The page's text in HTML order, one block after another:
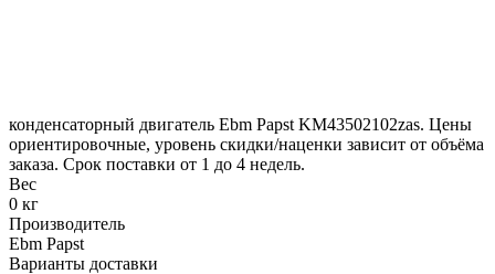
конденсаторный двигатель Ebm Papst KM43502102zas. Цены
ориентировочные, уровень скидки/наценки зависит от объёма
заказа. Срок поставки от 1 до 4 недель.
Вес
0 кг
Производитель
Ebm Papst
Варианты доставки